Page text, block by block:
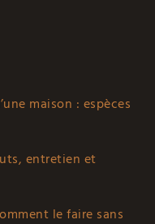
maison : espèces
entretien et
le faire sans